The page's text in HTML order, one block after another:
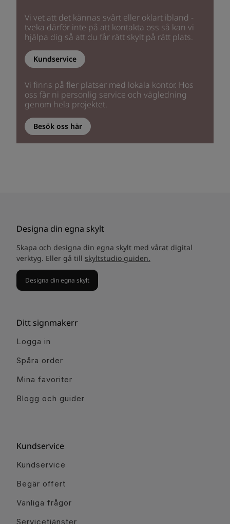
Vi vet att det kännas svårt eller oklart ibland -
tveka därför inte på att kontakta oss så kan vi
hjälpa dig så att du får rätt skylt på rätt plats.
Kundservice
Vi finns på fler platser med lokala kontor. Hos
oss får ni personlig service och vägledning
genom hela projektet.
Besök oss här
Designa din egna skylt
Skapa och designa din egna skylt med vårat digital
verktyg. Eller gå till skyltstudio guiden.
Designa din egna skylt
Ditt signmakerr
Logga in
Spåra order
Mina favoriter
Blogg och guider
Kundservice
Kundservice
Begär offert
Vanliga frågor
Servicetjänster